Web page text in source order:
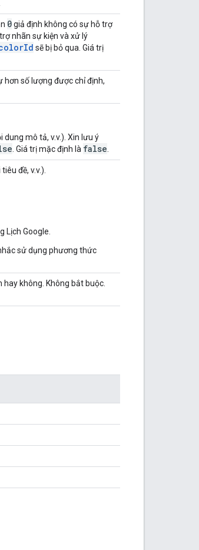
0giả định không có sự hỗ trợ
nhãn sự kiện và xử lý
sẽ bị bỏ qua. Giá trị
hơn số lượng được chỉ định,
mô tả, v.v.). Xin lưu ý
. Giá trị mặc định là false
đề, v.v.).
Lịch Google.
sử dụng phương thức
không. Không bắt buộc.